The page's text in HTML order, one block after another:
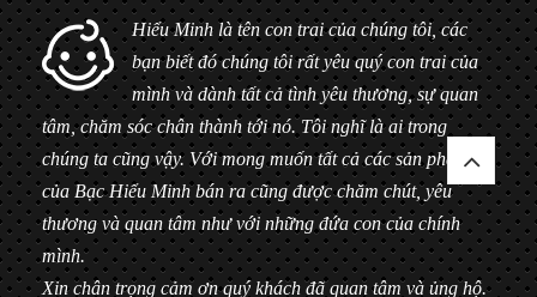
Hiểu Minh là tên con trai của chúng tôi, các
bạn biết đó chúng tôi rất yêu quý con trai của
mình và dành tất cả tình yêu thương, sự quan
tâm, chăm sóc chân thành tới nó. Tôi nghĩ là ai trong
chúng ta cũng vậy. Với mong muốn tất cả các sản phẩm
của Bạc Hiểu Minh bán ra cũng được chăm chút, yêu
thương và quan tâm như với những đứa con của chính
mình.
Xin chân trọng cảm ơn quý khách đã quan tâm và ủng hộ.